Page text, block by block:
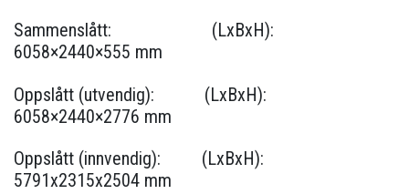
Sammenslått: (LxBxH):
6058×2440×555 mm
Oppslått (utvendig): (LxBxH):
6058×2440×2776 mm
Oppslått (innvendig): (LxBxH):
5791x2315x2504 mm